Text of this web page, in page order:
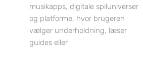
musikapps, digitale spiluniverser
og platforme, hvor brugeren
vælger underholdning, læser
guides eller